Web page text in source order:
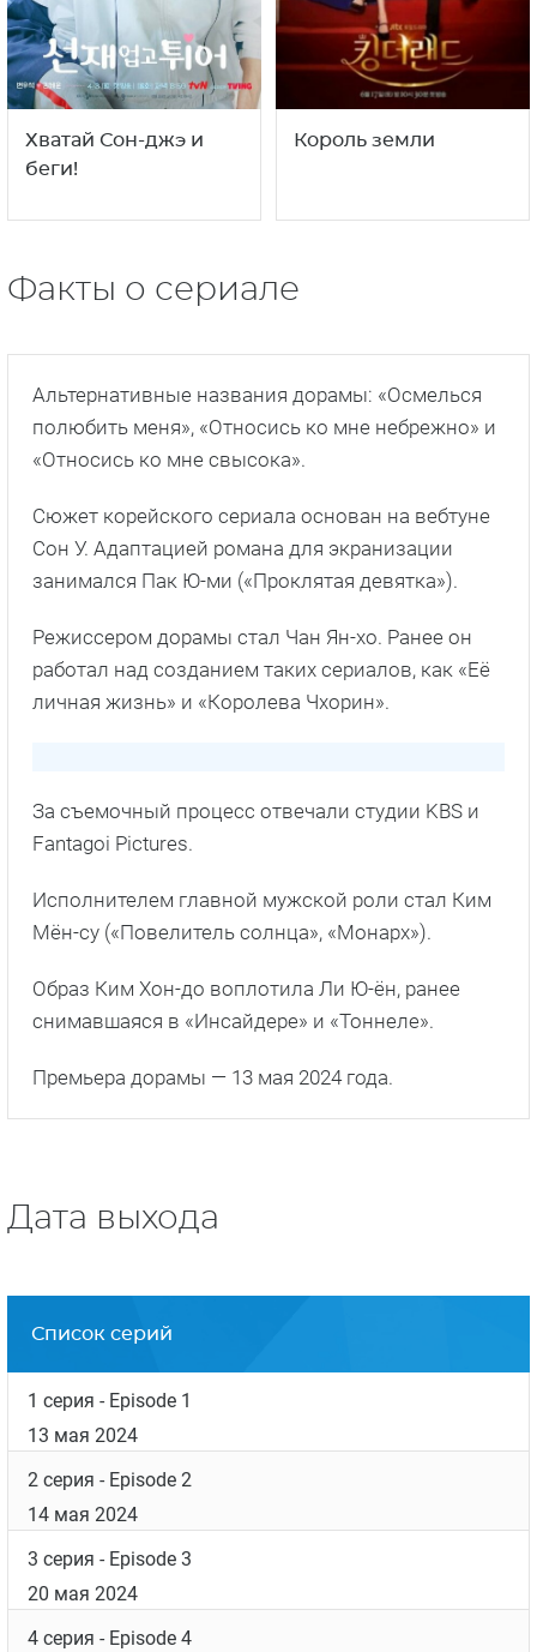
Хватай Сон-джэ и
беги!
Король земли
Факты о сериале
Альтернативные названия дорамы: «Осмелься
полюбить меня», «Относись ко мне небрежно» и
«Относись ко мне свысока».
Сюжет корейского сериала основан на вебтуне
Сон У. Адаптацией романа для экранизации
занимался Пак Ю-ми («Проклятая девятка»).
Режиссером дорамы стал Чан Ян-хо. Ранее он
работал над созданием таких сериалов, как «Её
личная жизнь» и «Королева Чхорин».
За съемочный процесс отвечали студии KBS и
Fantagoi Pictures.
Исполнителем главной мужской роли стал Ким
Мён-су («Повелитель солнца», «Монарх»).
Образ Ким Хон-до воплотила Ли Ю-ён, ранее
снимавшаяся в «Инсайдере» и «Тоннеле».
Премьера дорамы — 13 мая 2024 года.
Дата выхода
Список серий
1 серия - Episode 1
13 мая 2024
2 серия - Episode 2
14 мая 2024
3 серия - Episode 3
20 мая 2024
4 серия - Episode 4